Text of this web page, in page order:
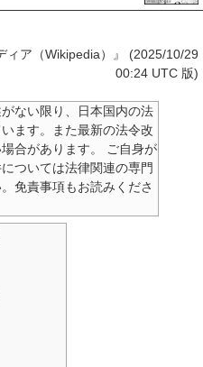
ィア（Wikipedia）』 (2025/10/29
00:24 UTC 版)
ない限り、日本国内の法
ます。また最新の法令改
合があります。
ご自身が
ついては法律関連の専門
免責事項もお読みくださ